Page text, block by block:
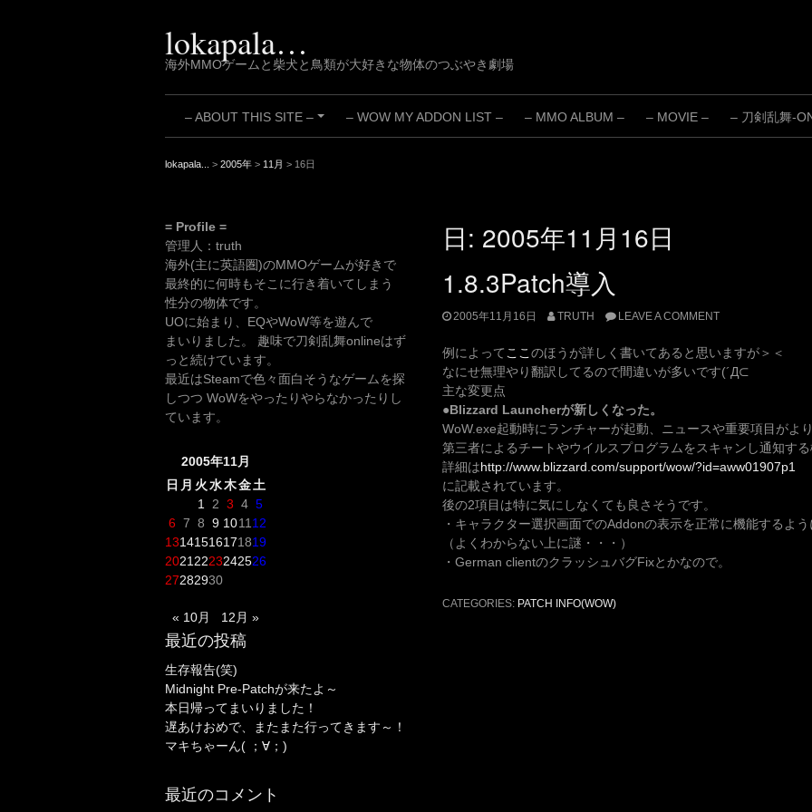
lokapala…
海外MMOゲームと柴犬と鳥類が大好きな物体のつぶやき劇場
+
– ABOUT THIS SITE – – WOW MY ADDON LIST – – MMO ALBUM – – MOVIE – – 刀剣乱舞-
lokapala... > 2005年 > 11月 > 16日
日: 2005年11月16日
1.8.3Patch導入
2005年11月16日 TRUTH LEAVE A COMMENT
例によって ここ のほうが詳しく書いてあると思いますが＞＜
なにせ無理やり翻訳してるので間違いが多いです(´Д⊂
主な変更点
●Blizzard Launcherが新しくなった。
WoW.exe起動時にランチャーが起動、ニュースや重要項目がより
第三者によるチートやウイルスプログラムをスキャンし通知する
詳細はhttp://www.blizzard.com/support/wow/?id=aww01907p1
に記載されています。
後の2項目は特に気にしなくても良さそうです。
・キャラクター選択画面でのAddonの表示を正常に機能するよう
（よくわからない上に謎・・・）
・German clientのクラッシュバグFixとかなので。
CATEGORIES: PATCH INFO(WOW)
= Profile =
管理人：truth
海外(主に英語圏)のMMOゲームが好きで
最終的に何時もそこに行き着いてしまう
性分の物体です。
UOに始まり、EQやWoW等を遊んで
まいりました。 趣味で刀剣乱舞onlineはず
っと続けています。
最近はSteamで色々面白そうなゲームを探
しつつ WoWをやったりやらなかったりし
ています。
2005年11月
日 月 火水木金土
1
2 3 4 5
6 7 8 9 1011 12
13141516171819
2021 2223242526
27282930
« 10月 12月 »
最近の投稿
生存報告(笑)
Midnight Pre-Patchが来たよ～
本日帰ってまいりました！
遅あけおめで、またまた行ってきます～！
マキちゃーん( ；∀；)
最近のコメント